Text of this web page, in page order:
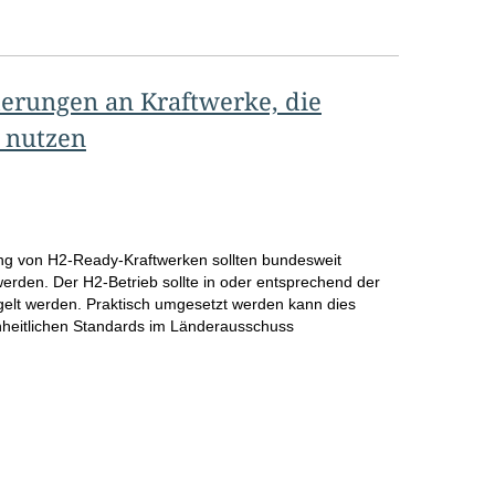
an Kraftwerke, die
nutzen
von H2-Ready-Kraftwerken sollten bundesweit
Der H2-Betrieb sollte in oder entsprechend der
werden. Praktisch umgesetzt werden kann dies
Standards im Länderausschuss